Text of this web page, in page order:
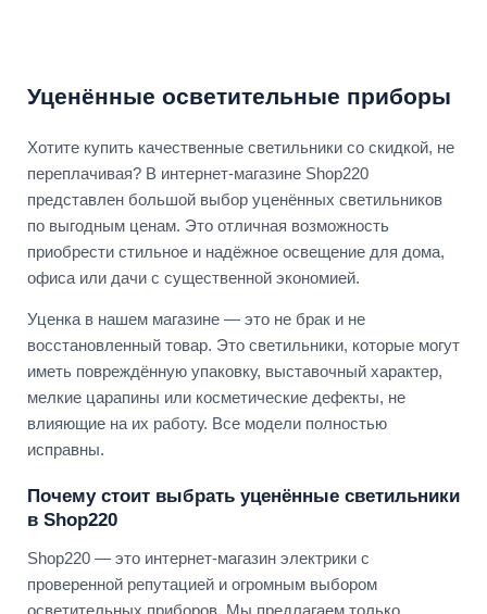
Уценённые осветительные приборы
Хотите купить качественные светильники со скидкой, не
переплачивая? В интернет-магазине Shop220
представлен большой выбор уценённых светильников
по выгодным ценам. Это отличная возможность
приобрести стильное и надёжное освещение для дома,
офиса или дачи с существенной экономией.
Уценка в нашем магазине — это не брак и не
восстановленный товар. Это светильники, которые могут
иметь повреждённую упаковку, выставочный характер,
мелкие царапины или косметические дефекты, не
влияющие на их работу. Все модели полностью
исправны.
Почему стоит выбрать уценённые светильники
в Shop220
Shop220 — это интернет-магазин электрики с
проверенной репутацией и огромным выбором
осветительных приборов. Мы предлагаем только